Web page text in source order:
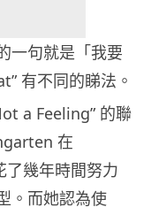
一句就是「我要
有不同的睇法。
a Feeling” 的聯
在
幾年時間努力
。而她認為使